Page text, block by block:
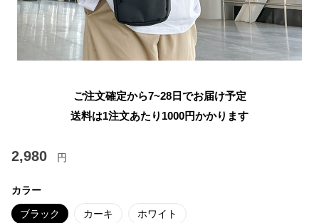
ご注文確定から7~28日でお届け予定
送料は1注文あたり 1000円かかります
2,980 円
カラー
ブラック カーキ ホワイト